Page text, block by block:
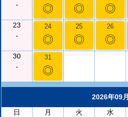
-
◎ ◎ ◎
23
-
24
◎
25
◎
26
◎
30
-
31
◎
2026年09月
日
月 火 水